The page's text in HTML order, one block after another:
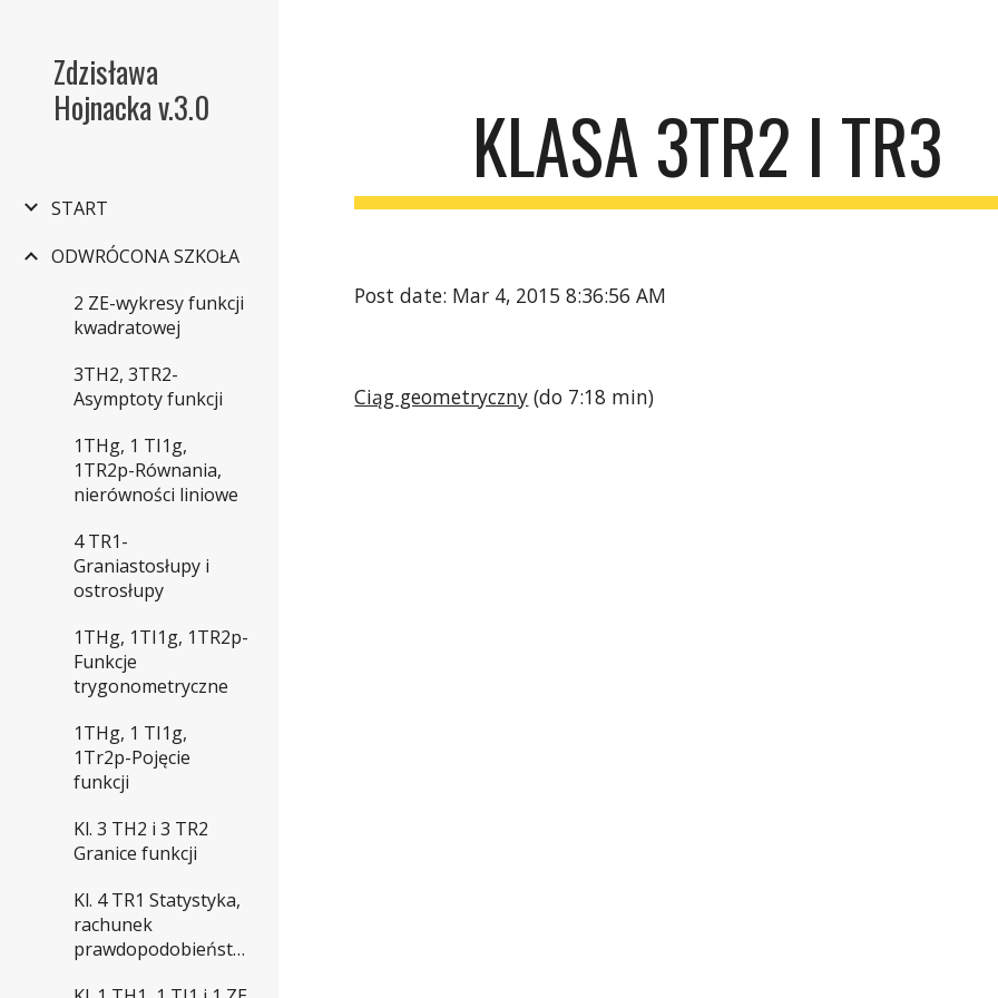
Zdzisława
Hojnacka v.3.0
START
ODWRÓCONA SZKOŁA
2 ZE-wykresy funkcji
kwadratowej
3TH2, 3TR2-
Asymptoty funkcji
1THg, 1 TI1g,
1TR2p-Równania,
nierówności liniowe
4 TR1-
Graniastosłupy i
ostrosłupy
1THg, 1TI1g, 1TR2p-
Funkcje
trygonometryczne
1THg, 1 TI1g,
1Tr2p-Pojęcie
funkcji
Kl. 3 TH2 i 3 TR2
Granice funkcji
Kl. 4 TR1 Statystyka,
rachunek
prawdopodobieństwa
KLASA 3TR2 I TR3
Post date: Mar 4, 2015 8:36:56 AM
Ciąg geometryczny (do 7:18 min)